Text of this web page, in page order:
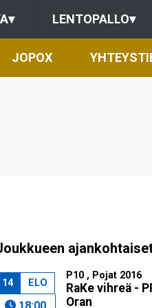
▾ LENTOPALLO▾
JOPOX
14 ELO
P10 , Pojat 2016
RaKe vihreä -
Oran